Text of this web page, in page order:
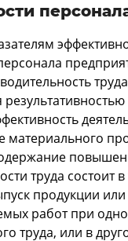
материального
труда состоит
продукции
работ при
труда, или в